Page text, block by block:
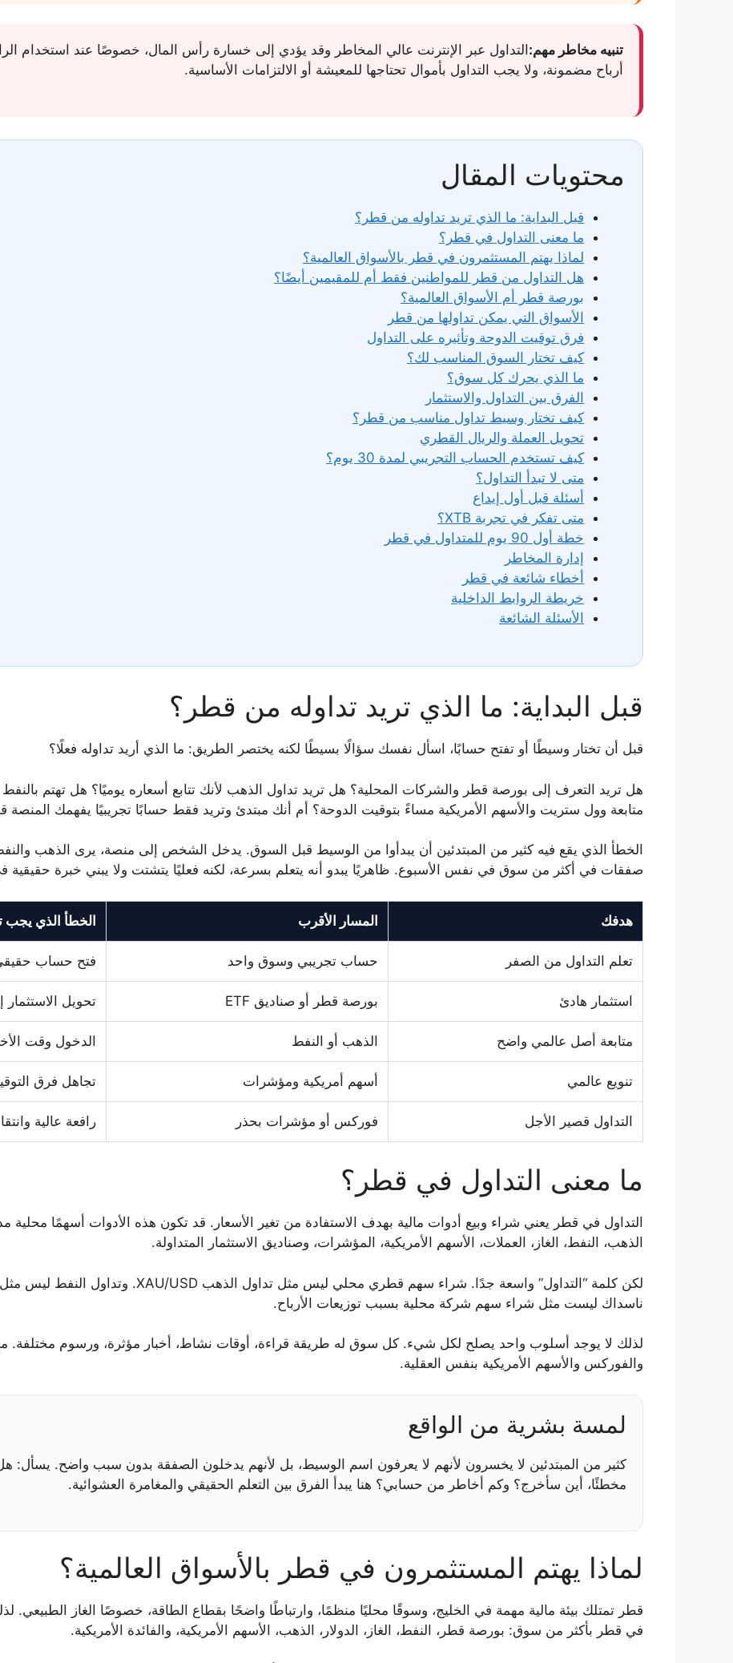
تنبيه مخاطر مهم: التداول عبر الإنترنت عالي المخاطر وقد يؤدي إلى خسارة رأس المال، خصوصًا عند استخدام
أرباح مضمونة، ولا يجب التداول بأموال تحتاجها للمعيشة أو الالتزامات الأساسية.
محتويات المقال
قبل البداية: ما الذي تريد تداوله من قطر؟
ما معنى التداول في قطر؟
لماذا يهتم المستثمرون في قطر بالأسواق العالمية؟
هل التداول من قطر للمواطنين فقط أم للمقيمين أيضًا؟
بورصة قطر أم الأسواق العالمية؟
الأسواق التي يمكن تداولها من قطر
فرق توقيت الدوحة وتأثيره على التداول
كيف تختار السوق المناسب لك؟
ما الذي يحرك كل سوق؟
الفرق بين التداول والاستثمار
كيف تختار وسيط تداول مناسب من قطر؟
تحويل العملة والريال القطري
كيف تستخدم الحساب التجريبي لمدة 30 يوم؟
متى لا تبدأ التداول؟
أسئلة قبل أول إيداع
متى تفكر في تجربة XTB؟
خطة أول 90 يوم للمتداول في قطر
إدارة المخاطر
أخطاء شائعة في قطر
خريطة الروابط الداخلية
الأسئلة الشائعة
قبل البداية: ما الذي تريد تداوله من قطر؟
قبل أن تختار وسيطًا أو تفتح حسابًا، اسأل نفسك سؤالًا بسيطًا لكنه يختصر الطريق: ما الذي أريد تداوله فعلًا؟
هل تريد التعرف إلى بورصة قطر والشركات المحلية؟ هل تريد تداول الذهب لأنك تتابع أسعاره يوميًا؟ هل تهتم
متابعة وول ستريت والأسهم الأمريكية مساءً بتوقيت الدوحة؟ أم أنك مبتدئ وتريد فقط حسابًا تجريبيًا يفهمك
الخطأ الذي يقع فيه كثير من المبتدئين أن يبدأوا من الوسيط قبل السوق. يدخل الشخص إلى منصة، يرى الذهب
صفقات في أكثر من سوق في نفس الأسبوع. ظاهريًا يبدو أنه يتعلم بسرعة، لكنه فعليًا يتشتت ولا يبني خبرة
هدفك المسار الأقرب الخطأ الذي يجب
تعلم التداول من الصفر حساب تجريبي وسوق واحد فتح حساب
استثمار هادئ بورصة قطر أو صناديق ETF تحويل الاستثمار
متابعة أصل عالمي واضح الذهب أو النفط الدخول وقت
تنويع عالمي أسهم أمريكية ومؤشرات تجاهل فرق
التداول قصير الأجل فوركس أو مؤشرات بحذر رافعة عالية
ما معنى التداول في قطر؟
التداول في قطر يعني شراء وبيع أدوات مالية بهدف الاستفادة من تغير الأسعار. قد تكون هذه الأدوات أسهمًا
الذهب، النفط، الغاز، العملات، الأسهم الأمريكية، المؤشرات، وصناديق الاستثمار المتداولة.
ناسداك ليست مثل شراء سهم شركة محلية بسبب توزيعات الأرباح.
لذلك لا يوجد أسلوب واحد يصلح لكل شيء. كل سوق له طريقة قراءة، أوقات نشاط، أخبار مؤثرة، ورسوم مختلفة.
والفوركس والأسهم الأمريكية بنفس العقلية.
لمسة بشرية من الواقع
كثير من المبتدئين لا يخسرون لأنهم لا يعرفون اسم الوسيط، بل لأنهم يدخلون الصفقة بدون سبب واضح. يسأل:
مخطئًا، أين سأخرج؟ وكم أخاطر من حسابي؟ هنا يبدأ الفرق بين التعلم الحقيقي والمغامرة العشوائية.
لماذا يهتم المستثمرون في قطر بالأسواق العالمية؟
قطر تمتلك بيئة مالية مهمة في الخليج، وسوقًا محليًا منظمًا، وارتباطًا واضحًا بقطاع الطاقة، خصوصًا الغاز الطبيعي.
في قطر بأكثر من سوق: بورصة قطر، النفط، الغاز، الدولار، الذهب، الأسهم الأمريكية، والفائدة الأمريكية.